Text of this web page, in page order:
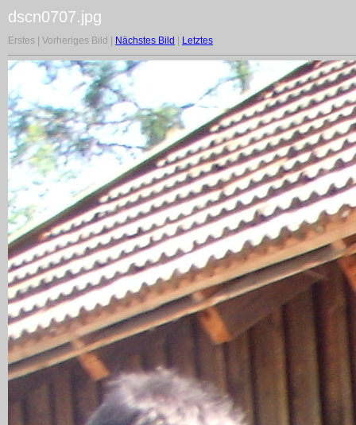
dscn0707.jpg
Erstes | Vorheriges Bild | Nächstes Bild Letztes